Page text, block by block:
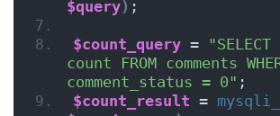
$query) ;
$count_query =
count FROM comments
comment_status = 0" ;
$count_result =